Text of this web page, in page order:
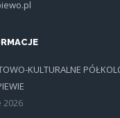
KULTURALNE
2026